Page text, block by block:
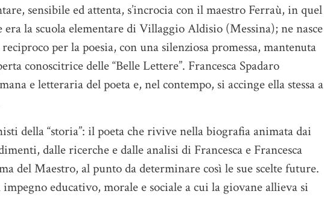
sensibile ed attenta, s’incrocia con il maestro Ferraù, in quel
era la scuola elementare di Villaggio Aldisio (Messina); ne nasce
per la poesia, con una silenziosa promessa, mantenuta
conoscitrice delle “Belle Lettere”. Francesca Spadaro
e letteraria del poeta e, nel contempo, si accinge ella stessa a
della “storia”: il poeta che rivive nella biografia animata dai
dalle ricerche e dalle analisi di Francesca e Francesca
del Maestro, al punto da determinare così le sue scelte future.
educativo, morale e sociale a cui la giovane allieva si